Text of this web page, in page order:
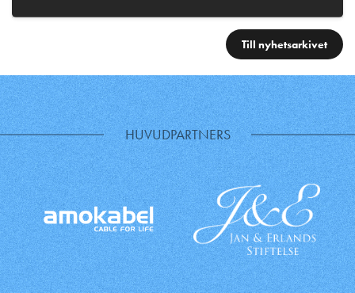
Till nyhetsarkivet
HUVUDPARTNERS